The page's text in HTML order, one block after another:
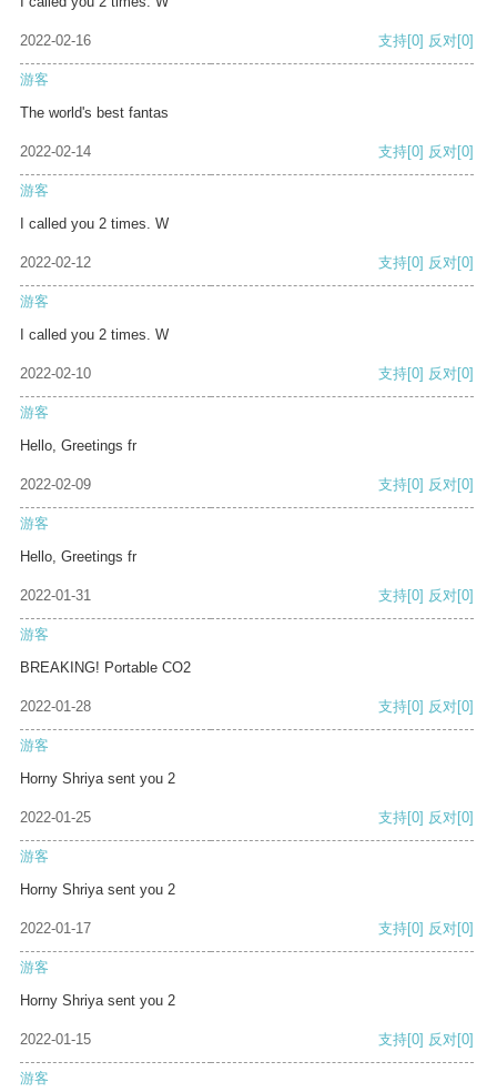
2022-02-16 支持[0] 反对[0]
游客
The world's best fantas
2022-02-14 支持[0] 反对[0]
游客
I called you 2 times. W
2022-02-12 支持[0] 反对[0]
游客
I called you 2 times. W
2022-02-10 支持[0] 反对[0]
游客
Hello, Greetings fr
2022-02-09 支持[0] 反对[0]
游客
Hello, Greetings fr
2022-01-31 支持[0] 反对[0]
游客
BREAKING! Portable CO2
2022-01-28 支持[0] 反对[0]
游客
Horny Shriya sent you 2
2022-01-25 支持[0] 反对[0]
游客
Horny Shriya sent you 2
2022-01-17 支持[0] 反对[0]
游客
Horny Shriya sent you 2
2022-01-15 支持[0] 反对[0]
游客